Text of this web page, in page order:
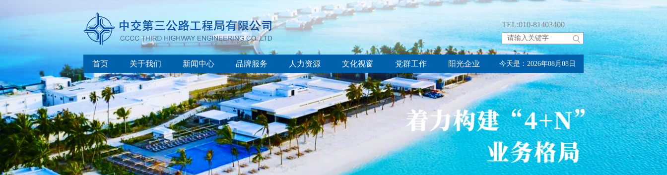
TEL:010-81403400
首页 关于我们 新闻中心 品牌服务 人力资源 文化视窗 党群工作 阳光企业 今天是：2026年08月08日